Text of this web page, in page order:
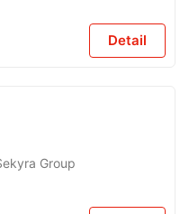
Detail
Group